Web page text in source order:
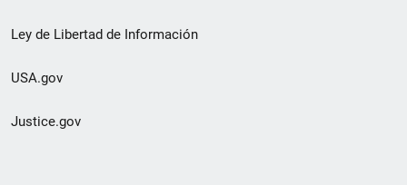
Ley de Libertad de Información
USA.gov
Justice.gov